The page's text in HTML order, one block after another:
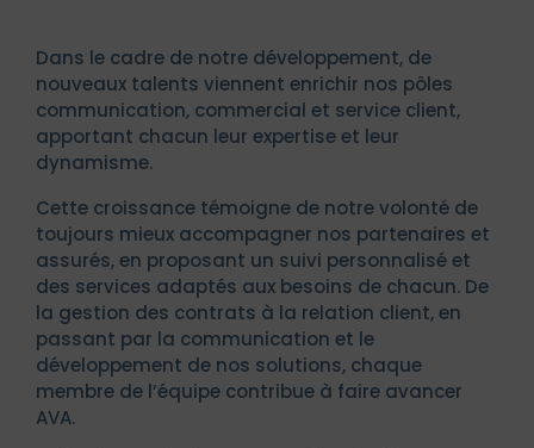
Dans le cadre de notre développement, de
nouveaux talents viennent enrichir nos pôles
communication, commercial et service client,
apportant chacun leur expertise et leur
dynamisme.
Cette croissance témoigne de notre volonté de
toujours mieux accompagner nos partenaires et
assurés, en proposant un suivi personnalisé et
des services adaptés aux besoins de chacun. De
la gestion des contrats à la relation client, en
passant par la communication et le
développement de nos solutions, chaque
membre de l’équipe contribue à faire avancer
AVA.